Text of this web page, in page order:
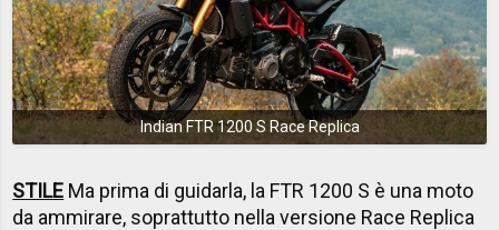
Indian FTR 1200 S Race Replica
STILE Ma prima di guidarla, la FTR 1200 S è una moto
da ammirare, soprattutto nella versione Race Replica